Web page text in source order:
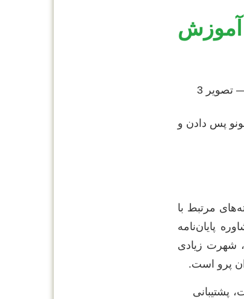
آموزش
که امتحان خودشونو پس دادن و
مرتبط با
پایان‌نامه
شهرت زیادی
پرو است.
پشتیبانی